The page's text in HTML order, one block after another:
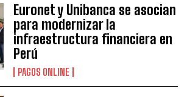
Euronet y Unibanca se asocian
para modernizar la
infraestructura financiera en
Perú
PAGOS ONLINE